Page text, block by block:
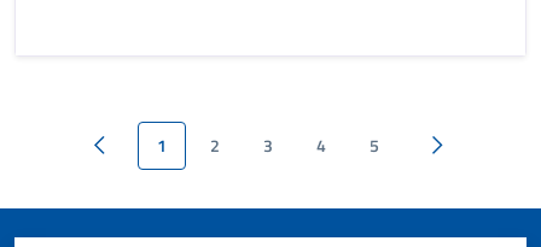
Pagina precedente
1 2 3 4 5 Pagina